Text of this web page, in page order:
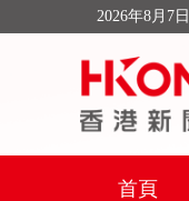
2026年8月7
首頁